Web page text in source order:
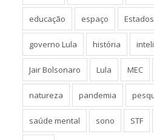
educação espaço
governo Lula história
Jair Bolsonaro Lula MEC
natureza pandemia
saúde mental sono STF